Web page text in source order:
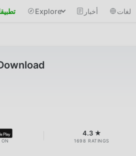
Explore أخبار لغات
4.3 ★
1698 RATINGS